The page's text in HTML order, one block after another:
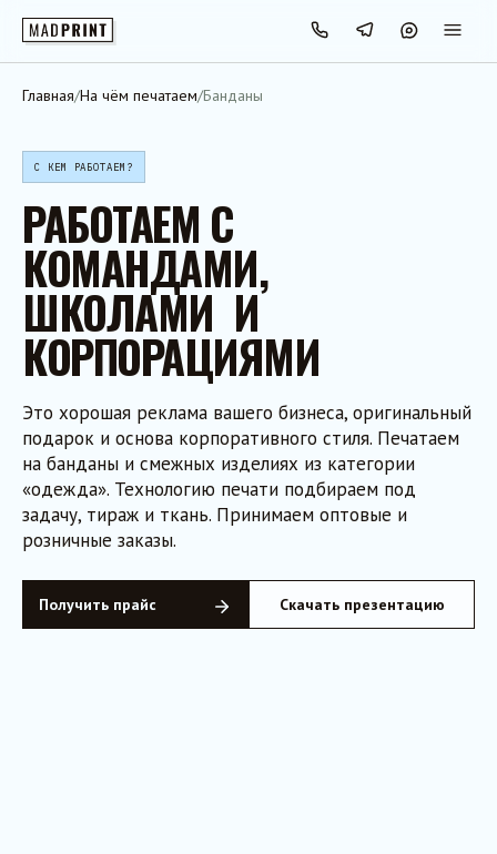
Главная/На чём печатаем/Банданы
С КЕМ РАБОТАЕМ?
РАБОТАЕМ С
КОМАНДАМИ,
ШКОЛАМИ И
КОРПОРАЦИЯМИ
Это хорошая реклама вашего бизнеса, оригинальный
подарок и основа корпоративного стиля. Печатаем
на банданы и смежных изделиях из категории
«одежда». Технологию печати подбираем под
задачу, тираж и ткань. Принимаем оптовые и
розничные заказы.
Получить прайс Скачать презентацию